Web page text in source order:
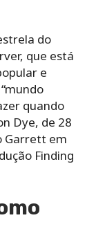
do
que está
e
quando
Dye, de 28
Garrett em
Finding